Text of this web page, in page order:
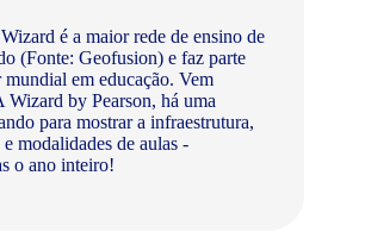
é a maior rede de ensino de
(Fonte: Geofusion) e faz parte
mundial em educação. Vem
by Pearson, há uma
para mostrar a infraestrutura,
modalidades de aulas -
o ano inteiro!